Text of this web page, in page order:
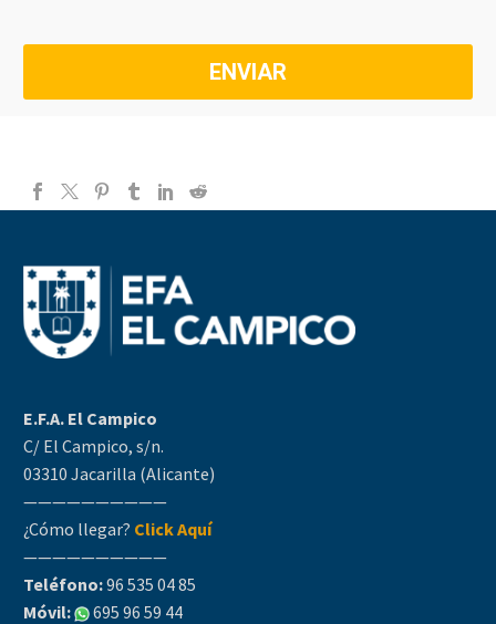
E.F.A. El Campico
C/ El Campico, s/n.
03310 Jacarilla (Alicante)
——————————
¿Cómo llegar? Click Aquí
——————————
Teléfono:96 535 04 85
Móvil:
695 96 59 44